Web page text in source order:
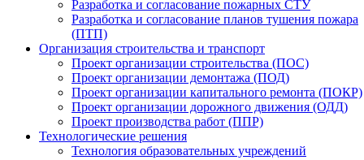
Разработка и согласование пожарных СТУ
Разработка и согласование планов тушения пожара
(ПТП)
Организация строительства и транспорт
Проект организации строительства (ПОС)
Проект организации демонтажа (ПОД)
Проект организации капитального ремонта (ПОКР)
Проект организации дорожного движения (ОДД)
Проект производства работ (ППР)
Технологические решения
Технология образовательных учреждений